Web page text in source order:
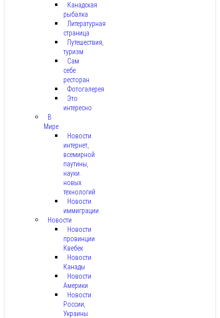
Канадская
рыбалка
Литературная
страница
Путешествия,
туризм
Сам
себе
ресторан
Фотогалерея
Это
интересно
В
Мире
Новости
интернет,
всемирной
паутины,
науки.
новых
технологий
Новости
иммиграции
Новости
Новости
провинции
Квебек
Новости
Канады
Новости
Америки
Новости
России,
Украины